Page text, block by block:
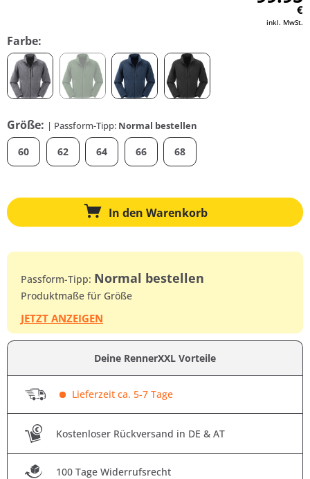
€
inkl. MwSt.
Farbe:
Größe: | Passform-Tipp: Normal bestellen
60 62 64 66 68
In den Warenkorb
Passform-Tipp: Normal bestellen
Produktmaße für Größe
JETZT ANZEIGEN
Deine RennerXXL Vorteile
Lieferzeit ca. 5-7 Tage
Kostenloser Rückversand in DE & AT
100 Tage Widerrufsrecht